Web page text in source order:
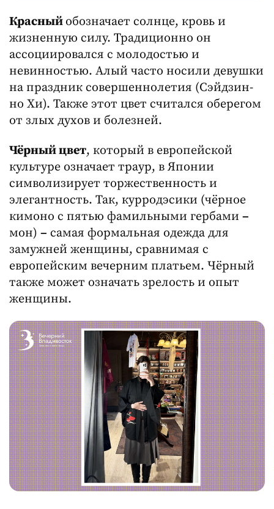
Красный обозначает солнце, кровь и
жизненную силу. Традиционно он
ассоциировался с молодостью и
невинностью. Алый часто носили девушки
на праздник совершеннолетия (Сэйдзин-
но Хи). Также этот цвет считался оберегом
от злых духов и болезней.
Чёрный цвет, который в европейской
культуре означает траур, в Японии
символизирует торжественность и
элегантность. Так, курродэсики (чёрное
кимоно с пятью фамильными гербами –
мон) – самая формальная одежда для
замужней женщины, сравнимая с
европейским вечерним платьем. Чёрный
также может означать зрелость и опыт
женщины.